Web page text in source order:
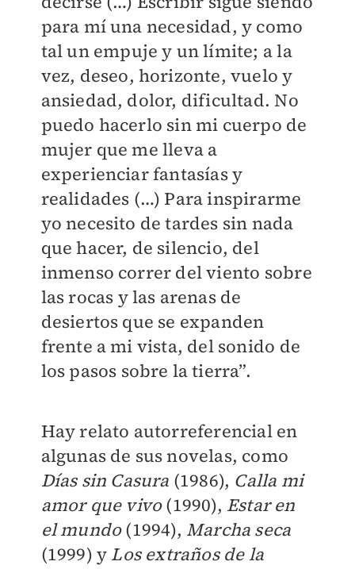
para mí una necesidad, y como
tal un empuje y un límite; a la
vez, deseo, horizonte, vuelo y
ansiedad, dolor, dificultad. No
puedo hacerlo sin mi cuerpo de
mujer que me lleva a
experienciar fantasías y
realidades (…) Para inspirarme
yo necesito de tardes sin nada
que hacer, de silencio, del
inmenso correr del viento sobre
las rocas y las arenas de
desiertos que se expanden
frente a mi vista, del sonido de
los pasos sobre la tierra”.
Hay relato autorreferencial en
algunas de sus novelas, como
Días sin Casura (1986), Calla mi
amor que vivo(1990), Estar en
el mundo(1994), Marcha seca
(1999) y Los extraños de la